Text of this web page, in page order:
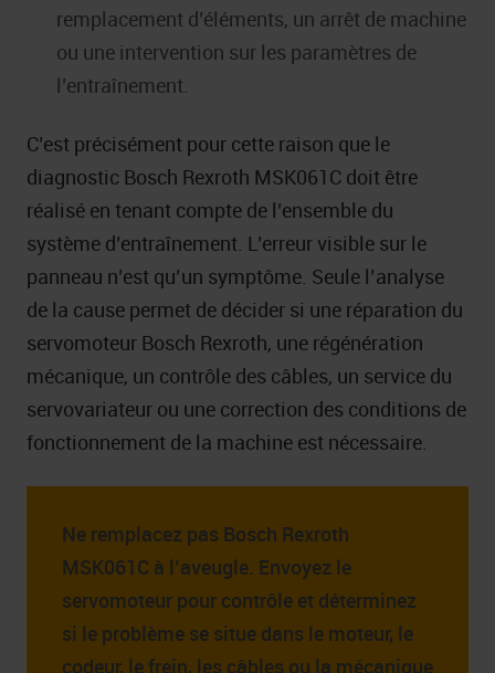
remplacement d’éléments, un arrêt de machine
ou une intervention sur les paramètres de
l’entraînement.
C’est précisément pour cette raison que le
diagnostic Bosch Rexroth MSK061C doit être
réalisé en tenant compte de l’ensemble du
système d’entraînement. L’erreur visible sur le
panneau n’est qu’un symptôme. Seule l’analyse
de la cause permet de décider si une réparation du
servomoteur Bosch Rexroth, une régénération
mécanique, un contrôle des câbles, un service du
servovariateur ou une correction des conditions de
fonctionnement de la machine est nécessaire.
Ne remplacez pas Bosch Rexroth
MSK061C à l’aveugle. Envoyez le
servomoteur pour contrôle et déterminez
si le problème se situe dans le moteur, le
codeur, le frein, les câbles ou la mécanique